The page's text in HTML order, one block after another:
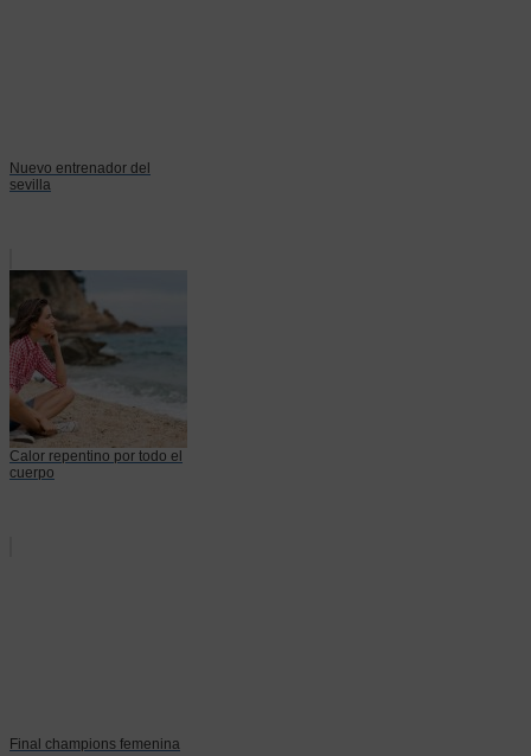
Nuevo entrenador del
sevilla
Calor repentino por todo el
cuerpo
Final champions femenina